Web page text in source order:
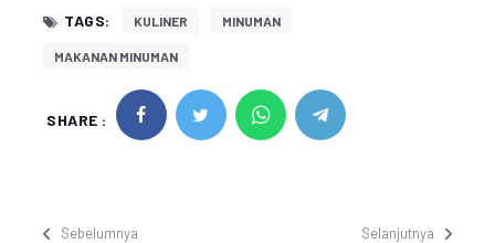
TAGS: KULINER MINUMAN
MAKANAN MINUMAN
SHARE :
Sebelumnya Selanjutnya